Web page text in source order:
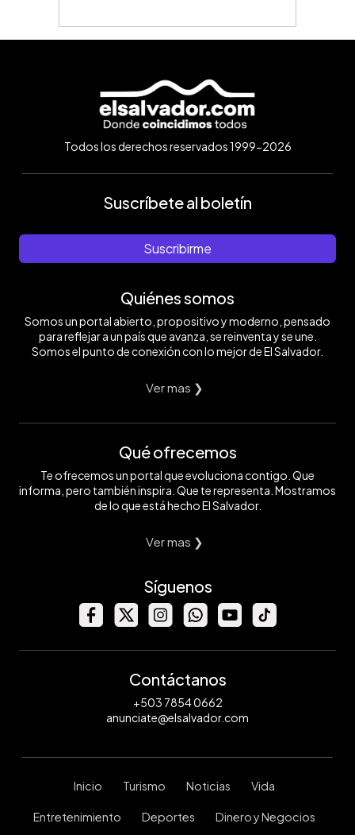
Todos los derechos reservados 1999-2026
Suscríbete al boletín
Suscribirme
Quiénes somos
Somos un portal abierto, propositivo y moderno, pensado
para reflejar a un país que avanza, se reinventa y se une.
Somos el punto de conexión con lo mejor de El Salvador.
Ver mas ❯
Qué ofrecemos
Te ofrecemos un portal que evoluciona contigo. Que
informa, pero también inspira. Que te representa. Mostramos
de lo que está hecho El Salvador.
Ver mas ❯
Síguenos
Contáctanos
+503 7854 0662
anunciate@elsalvador.com
Inicio Turismo Noticias Vida
Entretenimiento Deportes Dinero y Negocios